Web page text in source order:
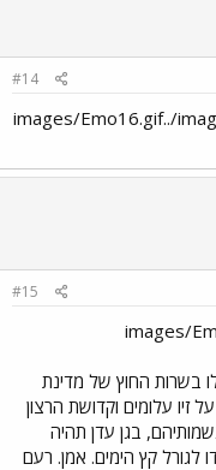
#14
#15
בשרות החוץ של מדינת
זיו עלומים וקדושת הרצון
בגן עדן תהיה
לגורל קץ הימים. אמן. רעם